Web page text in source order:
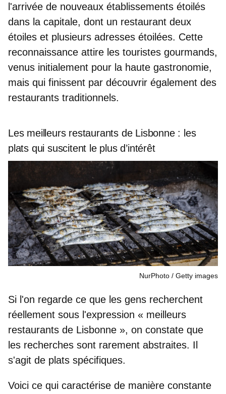
l'arrivée de nouveaux établissements étoilés
dans la capitale, dont un restaurant deux
étoiles et plusieurs adresses étoilées. Cette
reconnaissance attire les touristes gourmands,
venus initialement pour la haute gastronomie,
mais qui finissent par découvrir également des
restaurants traditionnels.
Les meilleurs restaurants de Lisbonne : les
plats qui suscitent le plus d’intérêt
NurPhoto Getty images
Si l'on regarde ce que les gens recherchent
réellement sous l'expression « meilleurs
restaurants de Lisbonne », on constate que
les recherches sont rarement abstraites. Il
s'agit de plats spécifiques.
Voici ce qui caractérise de manière constante